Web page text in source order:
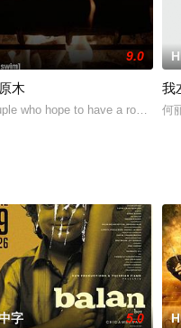
的母亲，并直面他的过去，而
9.0
木
who hope to have a romantic
我
何
字 5.0